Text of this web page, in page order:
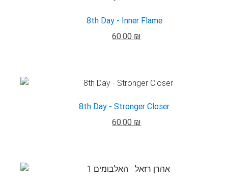
8th Day - Inner Flame
60.00 ₪
8th Day - Stronger Closer
60.00 ₪